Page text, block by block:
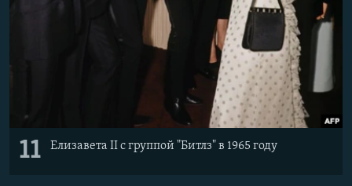
11 Елизавета II с группой "Битлз" в 1965 году